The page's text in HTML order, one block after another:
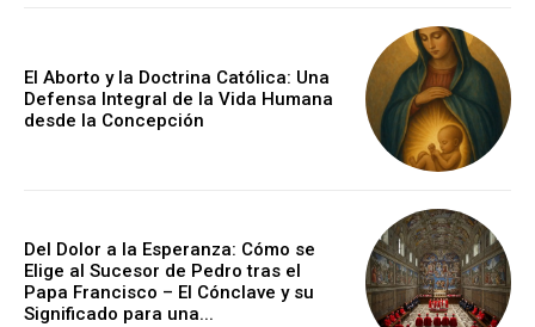
El Aborto y la Doctrina Católica: Una
Defensa Integral de la Vida Humana
desde la Concepción
Del Dolor a la Esperanza: Cómo se
Elige al Sucesor de Pedro tras el
Papa Francisco – El Cónclave y su
Significado para una...